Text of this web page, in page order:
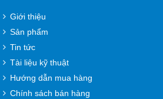
Giới thiệu
Sản phẩm
Tin tức
Tài liệu kỹ thuật
Hướng dẫn mua hàng
Chính sách bán hàng